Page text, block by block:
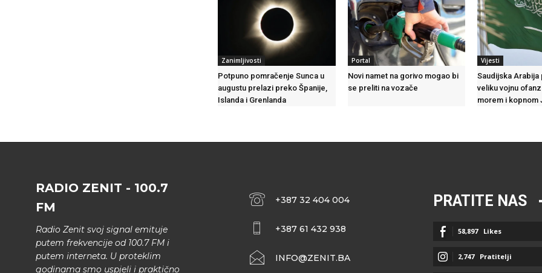
Zanimljivosti
Potpuno pomračenje Sunca u
augustu prelazi preko Španije,
Islanda i Grenlanda
Portal
Novi namet na gorivo mogao bi
se preliti na vozače
Vijesti
Saudijska
veliku vojnu
morem i kopnom
RADIO ZENIT - 100.7
FM
Radio Zenit svoj signal emituje
putem frekvencije od 100.7 FM i
putem interneta. U proteklim
godinama smo uspjeli i praktično
+387 32 404 004
+387 61 432 938
INFO@ZENIT.BA
PRATITE NAS
58,897 Likes
2,747 Pratitelji